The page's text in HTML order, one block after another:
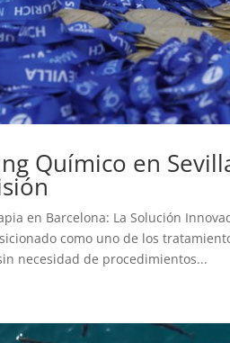
Químico en
en Barcelona: La Solución
como uno de los
necesidad de procedimientos...